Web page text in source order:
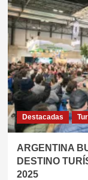
DE
LA
ARGENTINA
EN
FITUR
2025
Destacadas
ARGENTINA
DESTINO
2025